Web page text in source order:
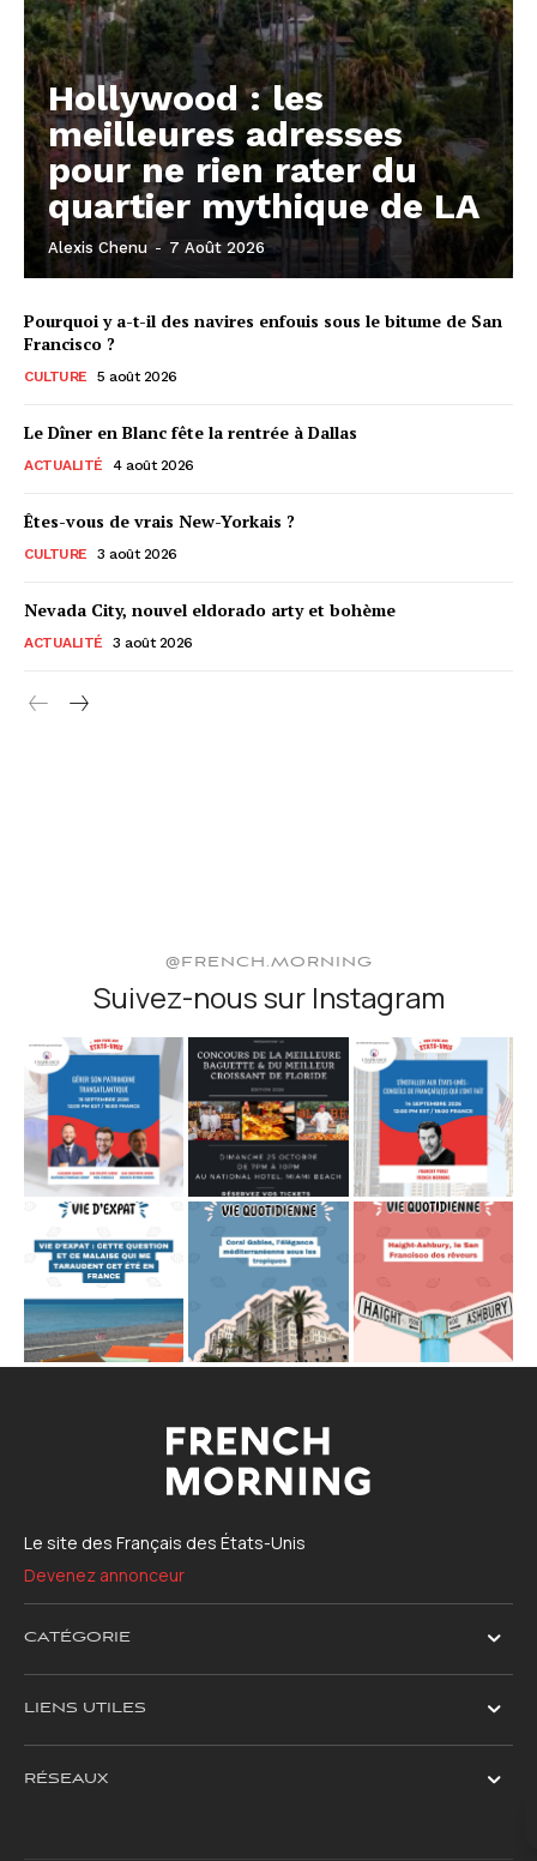
Hollywood : les
meilleures adresses
pour ne rien rater du
quartier mythique de LA
Alexis Chenu - 7 Août 2026
Pourquoi y a-t-il des navires enfouis sous le bitume de San
Francisco ?
CULTURE 5 août 2026
Le Dîner en Blanc fête la rentrée à Dallas
ACTUALITÉ 4 août 2026
Êtes-vous de vrais New-Yorkais ?
CULTURE 3 août 2026
Nevada City, nouvel eldorado arty et bohème
ACTUALITÉ 3 août 2026
@FRENCH.MORNING
Suivez-nous sur Instagram
Le site des Français des États-Unis
Devenez annonceur
CATÉGORIE
LIENS UTILES
RÉSEAUX